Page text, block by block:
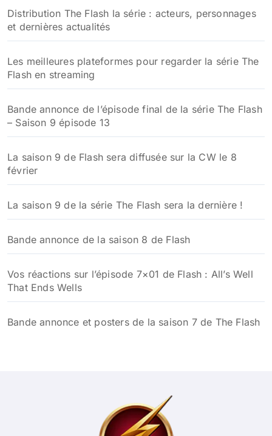
Distribution The Flash la série : acteurs, personnages
et dernières actualités
Les meilleures plateformes pour regarder la série The
Flash en streaming
Bande annonce de l’épisode final de la série The Flash
– Saison 9 épisode 13
La saison 9 de Flash sera diffusée sur la CW le 8
février
La saison 9 de la série The Flash sera la dernière !
Bande annonce de la saison 8 de Flash
Vos réactions sur l’épisode 7×01 de Flash : All’s Well
That Ends Wells
Bande annonce et posters de la saison 7 de The Flash